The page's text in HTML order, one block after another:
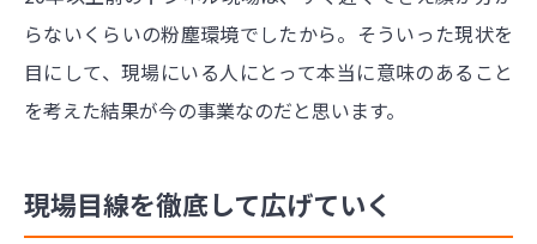
らないくらいの粉塵環境でしたから。そういった現状を
目にして、現場にいる人にとって本当に意味のあること
を考えた結果が今の事業なのだと思います。
現場目線を徹底して広げていく